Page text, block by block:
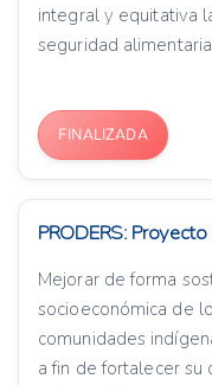
integral y equitativa
seguridad
FINALIZADA
PRODERS:
Mejorar de forma
socioeconómica de
comunidades
a fin de fortalecer su